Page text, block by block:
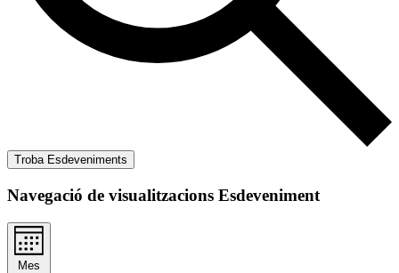
Troba Esdeveniments
Navegació de visualitzacions Esdeveniment
Mes